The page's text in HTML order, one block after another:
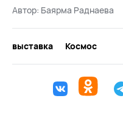
Автор: Баярма Раднаева
выставка Космос